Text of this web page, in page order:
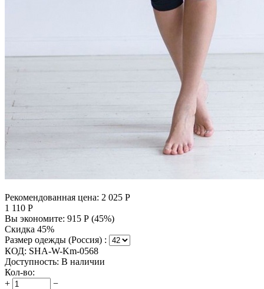
Рекомендованная цена: 2 025 Р
1 110 Р
Вы экономите: 915 Р (45%)
Скидка 45%
Размер одежды (Россия) :
КОД: SHA-W-Km-0568
Доступность: В наличии
Кол-во:
+
−